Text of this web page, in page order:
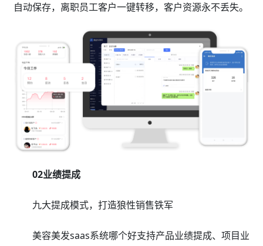
自动保存，离职员工客户一键转移，客户资源永不丢失。
02业绩提成
九大提成模式，打造狼性销售铁军
美容美发saas系统哪个好支持产品业绩提成、项目业